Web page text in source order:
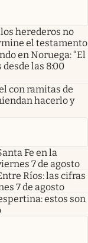
herederos no
el testamento
en Noruega: “El
las 8:00
con ramitas de
hacerlo y
Fe en la
7 de agosto
Ríos: las cifras
7 de agosto
estos son